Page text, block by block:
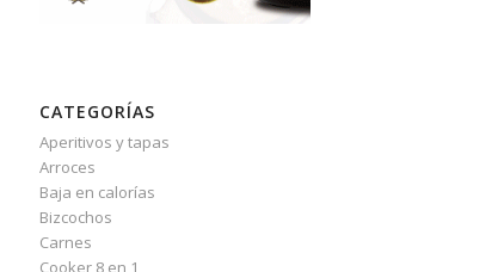
CATEGORÍAS
Aperitivos y tapas
Arroces
Baja en calorías
Bizcochos
Carnes
Cooker 8 en 1